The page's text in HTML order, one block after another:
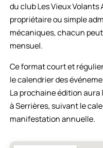
du club Les Vieux Volants
propriétaire ou simple
mécaniques, chacun
mensuel.
Ce format court et
le calendrier des
La prochaine édition aura
à Serrières, suivant le
manifestation annuelle.